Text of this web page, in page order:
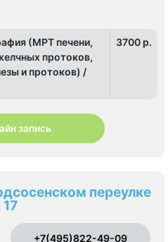
(МРТ печени,
протоков,
и протоков) /
3700 p.
запись
переулке
17
+7(495)822-49-09